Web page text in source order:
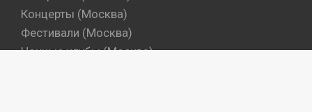
Концерты (Москва)
Фестивали (Москва)
Ночные клубы (Москва)